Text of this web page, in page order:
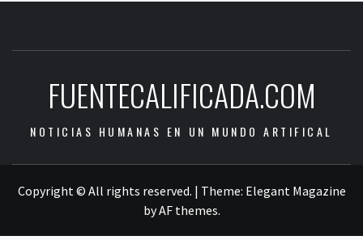
FUENTECALIFICADA.COM
NOTICIAS HUMANAS EN UN MUNDO ARTIFICAL
Copyright © All rights reserved. | Theme: Elegant Magazine
byAF themes.